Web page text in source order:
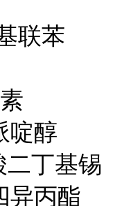
联苯
啶醇
二丁基锡
异丙酯